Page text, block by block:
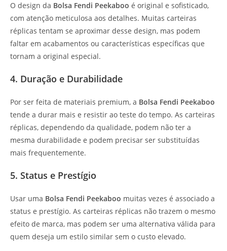
O design da Bolsa Fendi Peekaboo é original e sofisticado,
com atenção meticulosa aos detalhes. Muitas carteiras
réplicas tentam se aproximar desse design, mas podem
faltar em acabamentos ou características específicas que
tornam a original especial.
4. Duração e Durabilidade
Por ser feita de materiais premium, a Bolsa Fendi Peekaboo
tende a durar mais e resistir ao teste do tempo. As carteiras
réplicas, dependendo da qualidade, podem não ter a
mesma durabilidade e podem precisar ser substituídas
mais frequentemente.
5. Status e Prestígio
Usar uma Bolsa Fendi Peekaboo muitas vezes é associado a
status e prestígio. As carteiras réplicas não trazem o mesmo
efeito de marca, mas podem ser uma alternativa válida para
quem deseja um estilo similar sem o custo elevado.